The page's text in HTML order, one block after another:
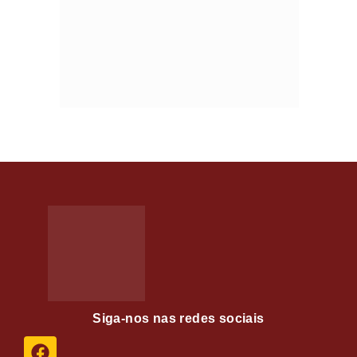
Siga-nos nas redes sociais